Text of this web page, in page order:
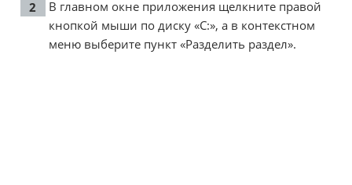
В главном окне приложения щелкните правой
кнопкой мыши по диску «C:», а в контекстном
меню выберите пункт «Разделить раздел».